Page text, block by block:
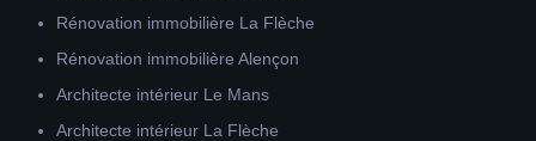
Rénovation immobilière La Flèche
Rénovation immobilière Alençon
Architecte intérieur Le Mans
Architecte intérieur La Flèche